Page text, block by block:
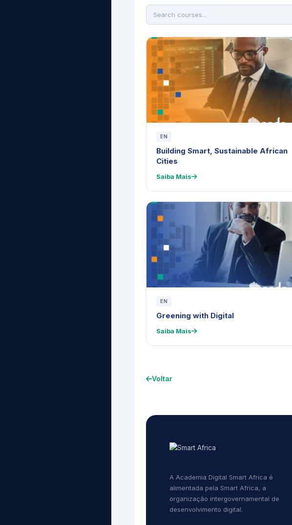
EN
Building Smart, Sustainable African
Cities
Saiba Mais
EN
Greening with Digital
Saiba Mais
Voltar
A Academia Digital Smart Africa é
alimentada pela Smart Africa, a
organização intergovernamental de
desenvolvimento digital.